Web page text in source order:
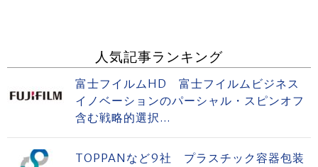
人気記事ランキング
富士フイルムHD 富士フイルムビジネス
イノベーションのパーシャル・スピンオフ
含む戦略的選択...
TOPPANなど9社 プラスチック容器包装